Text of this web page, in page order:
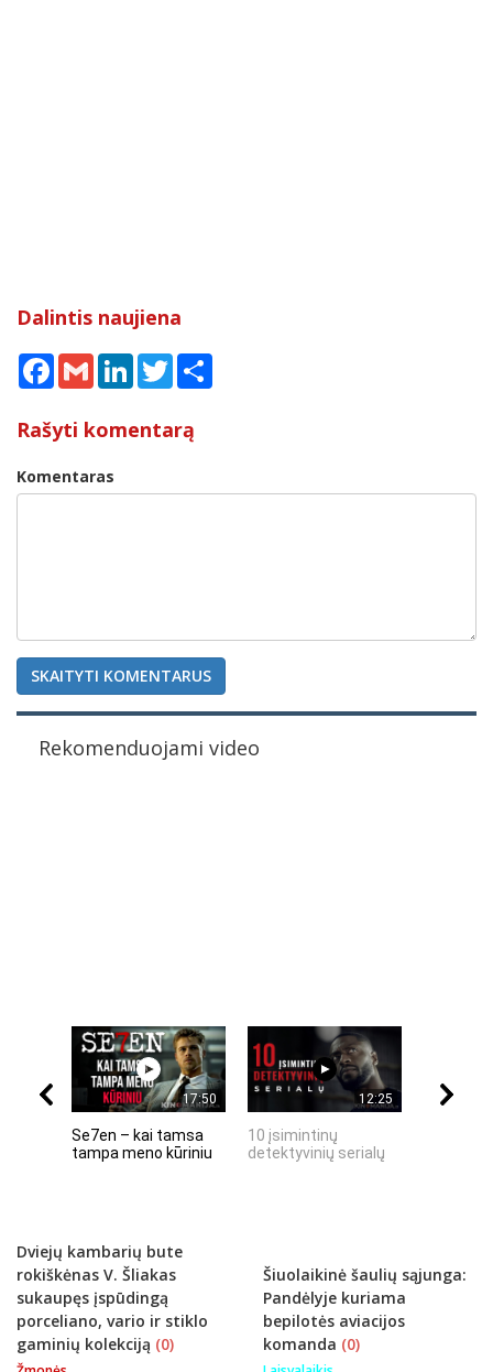
Dalintis naujiena
Facebook
Gmail LinkedInTwitter
Rašyti komentarą
Komentaras
SKAITYTI KOMENTARUS
Rekomenduojami video
17:50
Se7en – kai tamsa
tampa meno kūriniu
12:25
10 įsimintinų
detektyvinių serialų
Dviejų kambarių bute
rokiškėnas V. Šliakas
sukaupęs įspūdingą
porceliano, vario ir stiklo
gaminių kolekciją (0)
Šiuolaikinė šaulių sąjunga:
Pandėlyje kuriama
bepilotės aviacijos
komanda (0)